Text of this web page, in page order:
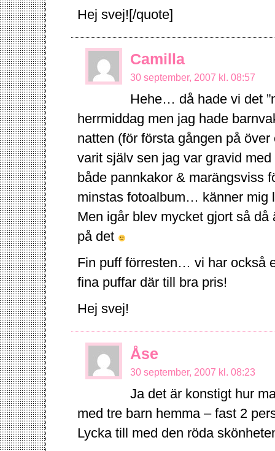
Hej svej![/quote]
Camilla
30 september, 2007 kl. 08:57
Hehe… då hade vi det
herrmiddag men jag hade
natten (för första gången på
varit själv sen jag var gravid
både pannkakor & marängsviss
minstas fotoalbum… känner mig
Men igår blev mycket gjort så
på det
Fin puff förresten… vi har också
fina puffar där till bra pris!
Hej svej!
Åse
30 september, 2007 kl. 08:23
Ja det är konstigt hur
med tre barn hemma – fast 2
Lycka till med den röda